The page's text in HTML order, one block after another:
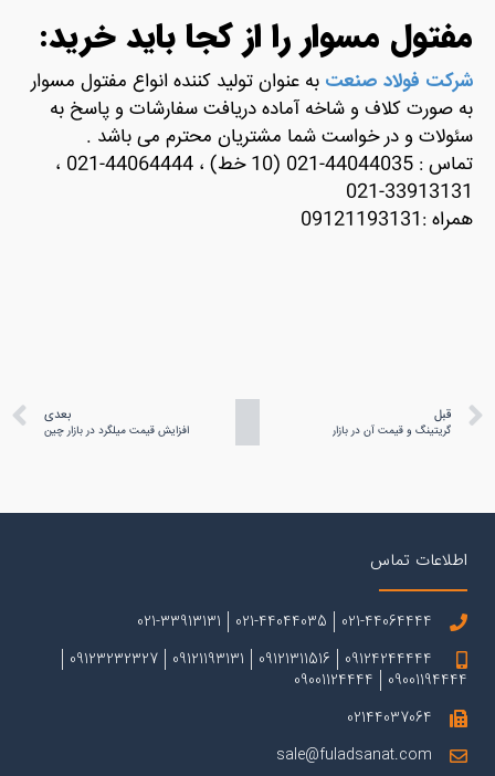
مفتول مسوار را از کجا باید خرید:
شرکت فولاد صنعت به عنوان تولید کننده انواع مفتول مسوار
به صورت کلاف و شاخه آماده دریافت سفارشات و پاسخ به
سئولات و در خواست شما مشتریان محترم می باشد .
تماس : 44044035-021 (10 خط) ، 44064444-021 ،
33913131-021
همراه :09121193131
قبل
گریتینگ و قیمت آن در بازار
بعدی
افزایش قیمت میلگرد در بازار چین
اطلاعات تماس
021-44064444
021-44044035
021-33913131
09124244444
09121311516
09121193131
09123232327
09001194444
09001124444
02144037064
sale@fuladsanat.com